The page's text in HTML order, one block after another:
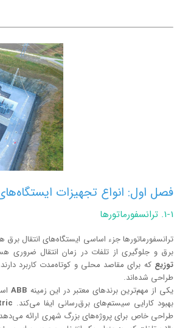
فصل اول: انواع تجهیزات
1-1. ترانسفورماتورها
ترانسفورماتورها جزء اساسی ایستگاه‌های انتقال
برق و جلوگیری از تلفات در زمان انتقال ضروری
توزیع که برای مقاصد محلی و کوتاه‌مدت کاربرد
طراحی شده‌اند.
یکی از مهم‌ترین برندهای معتبر در این زمینه ABB
بهبود کارایی سیستم‌های برق‌رسانی ایفا می‌کند.
طراحی خاص برای پروژه‌های بزرگ شهری ارائه می‌دهد.